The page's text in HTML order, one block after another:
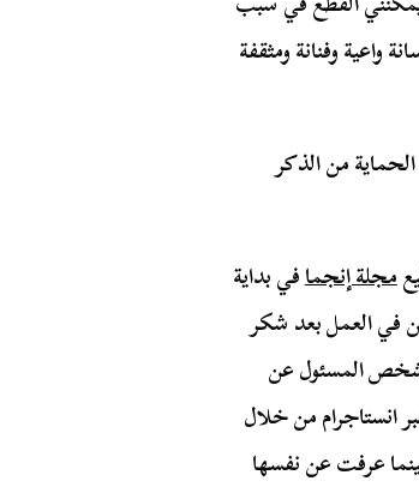
وفنانة ومثقفة
من الذكر
مجلة إنجمافي بداية
في العمل بعد شكر
المسئول عن
انستاجرام من خلال
عرفت عن نفسها